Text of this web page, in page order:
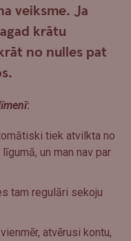
veiksme. Ja
krātu
no nulles pat
:
tiek atvilkta no
un man nav par
tam regulāri sekoju
atvērusi kontu,